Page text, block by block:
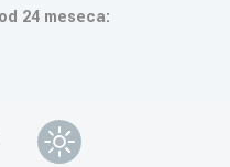
24 meseca: